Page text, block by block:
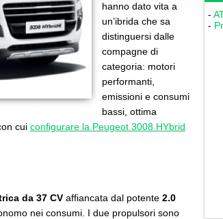
hanno dato vita a
un’ibrida che sa
distinguersi dalle
compagne di
categoria: motori
performanti,
emissioni e consumi
bassi, ottima
cui configurare la Peugeot 3008 HYbrid
da 37 CV affiancata dal potente 2.0
nei consumi. I due propulsori sono
-
-